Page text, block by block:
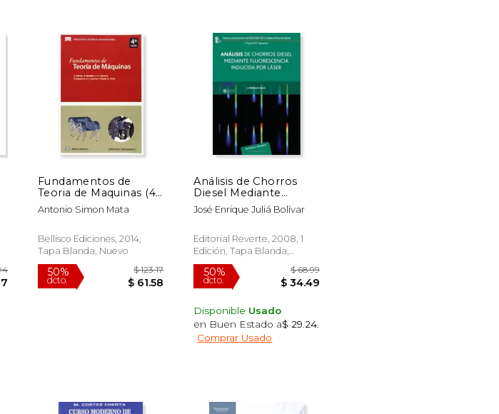
50%
dcto.
$ 53.10
$ 26.55
50%
dcto.
Fundamentos de
Teoria de Maquinas (4ª
Ed. )
Antonio Simon Mata
Bellisco Ediciones, 2014,
Tapa Blanda, Nuevo
Análisis de Chorros
Diesel Mediante
Fluorescencia Inducida
por Láser (Temas
de Combustión
Interna)
José Enrique Juliá Bolívar
Editorial Reverte, 2008, 1
Edición, Tapa Blanda,
Nuevo
Disponible Usado
en Buen Estado a$ 29.24
Comprar Usado